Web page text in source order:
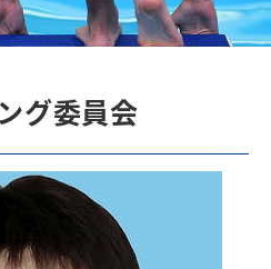
グ委員会